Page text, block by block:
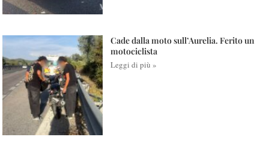
Cade dalla moto sull’Aurelia. Ferito un
motociclista
Leggi di più »